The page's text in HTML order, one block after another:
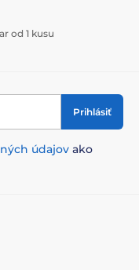
od 1 kusu
Prihlásiť
údajov ako